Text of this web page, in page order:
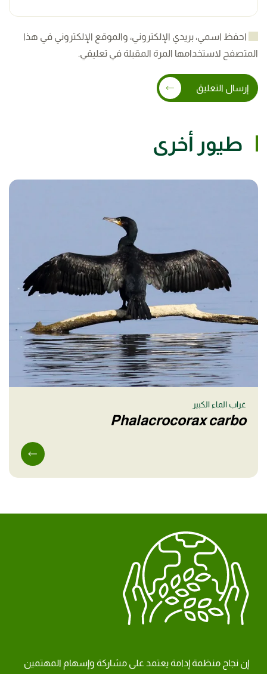
احفظ اسمي، بريدي الإلكتروني، والموقع الإلكتروني في هذا
المتصفح لاستخدامها المرة المقبلة في تعليقي.
إرسال التعليق
طيور أخرى
غراب الماء الكبير
Phalacrocorax carbo
إن نجاح منظمة إدامة يعتمد على مشاركة وإسهام المهتمين